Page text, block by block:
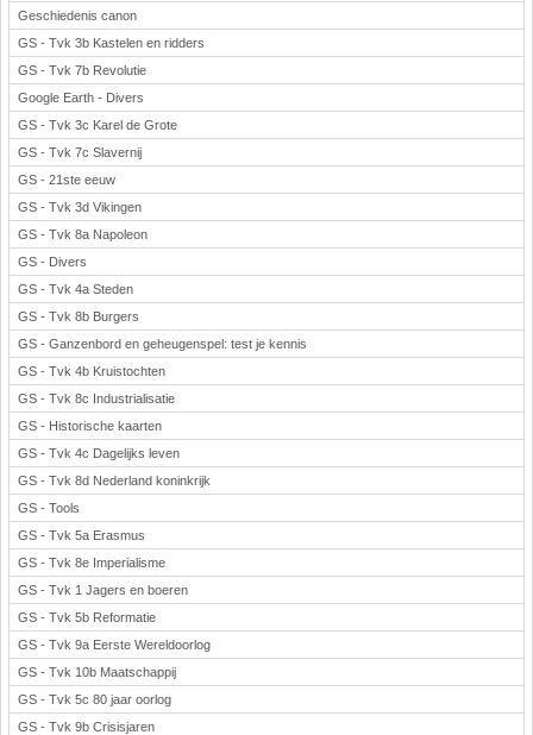
Geschiedenis canon
GS - Tvk 3b Kastelen en ridders
GS - Tvk 7b Revolutie
Google Earth - Divers
GS - Tvk 3c Karel de Grote
GS - Tvk 7c Slavernij
GS - 21ste eeuw
GS - Tvk 3d Vikingen
GS - Tvk 8a Napoleon
GS - Divers
GS - Tvk 4a Steden
GS - Tvk 8b Burgers
GS - Ganzenbord en geheugenspel: test je kennis
GS - Tvk 4b Kruistochten
GS - Tvk 8c Industrialisatie
GS - Historische kaarten
GS - Tvk 4c Dagelijks leven
GS - Tvk 8d Nederland koninkrijk
GS - Tools
GS - Tvk 5a Erasmus
GS - Tvk 8e Imperialisme
GS - Tvk 1 Jagers en boeren
GS - Tvk 5b Reformatie
GS - Tvk 9a Eerste Wereldoorlog
GS - Tvk 10b Maatschappij
GS - Tvk 5c 80 jaar oorlog
GS - Tvk 9b Crisisjaren